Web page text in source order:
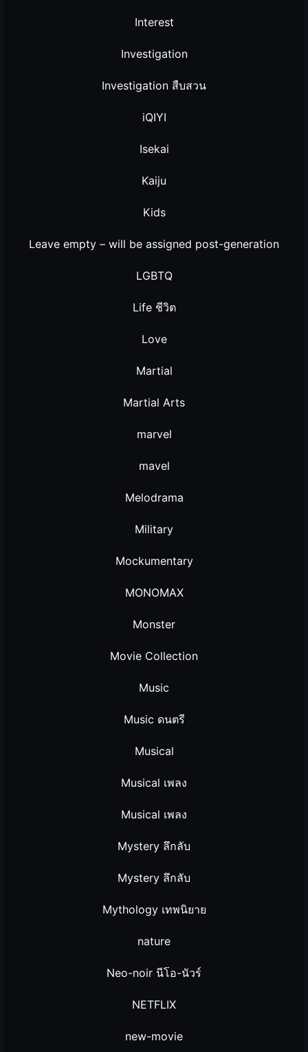
Interest
Investigation
Investigation สืบสวน
iQIYI
Isekai
Kaiju
Kids
Leave empty – will be assigned post-generation
LGBTQ
Life ชีวิต
Love
Martial
Martial Arts
marvel
mavel
Melodrama
Military
Mockumentary
MONOMAX
Monster
Movie Collection
Music
Music ดนตรี
Musical
Musical เพลง
Musical เพลง
Mystery ลึกลับ
Mystery ลึกลับ
Mythology เทพนิยาย
nature
Neo-noir นีโอ-นัวร์
NETFLIX
new-movie